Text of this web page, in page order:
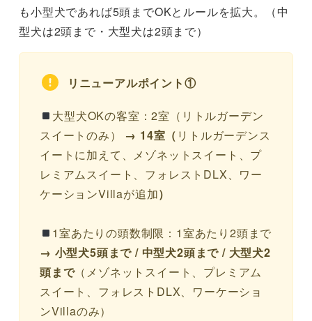
も小型犬であれば5頭までOKとルールを拡大。（中
型犬は2頭まで・大型犬は2頭まで）
リニューアルポイント①
大型犬OKの客室：2室（リトルガーデン
スイートのみ） → 14室（ リトルガーデンス
イートに加えて、メゾネットスイート、プ
レミアムスイート、フォレストDLX、ワー
ケーションVillaが追加）
1室あたりの頭数制限：1室あたり2頭まで
→ 小型犬5頭まで / 中型犬2頭まで / 大型犬2
頭まで（メゾネットスイート、プレミアム
スイート、フォレストDLX、ワーケーショ
ンVillaのみ）